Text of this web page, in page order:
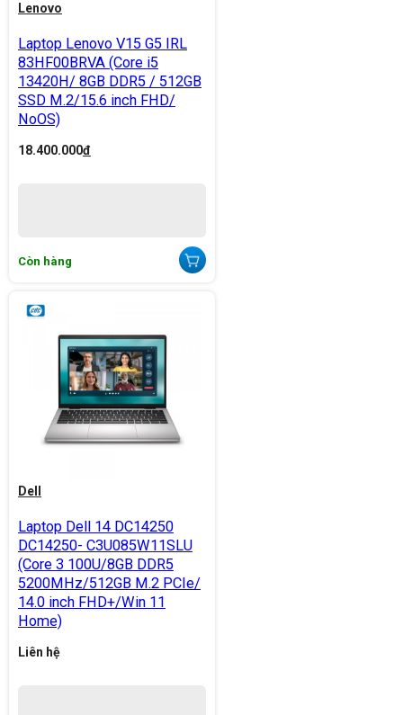
Lenovo
Laptop Lenovo V15 G5 IRL
83HF00BRVA (Core i5
13420H/ 8GB DDR5 / 512GB
SSD M.2/15.6 inch FHD/
NoOS)
18.400.000đ
Còn hàng
Dell
Laptop Dell 14 DC14250
DC14250- C3U085W11SLU
(Core 3 100U/8GB DDR5
5200MHz/512GB M.2 PCIe/
14.0 inch FHD+/Win 11
Home)
Liên hệ